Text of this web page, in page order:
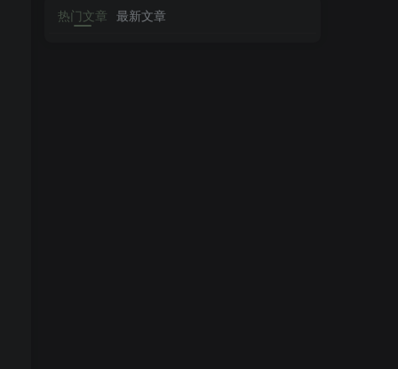
热门文章 最新文章